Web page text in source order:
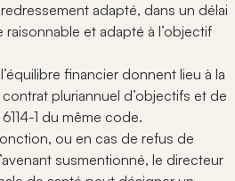
adapté, dans un délai
raisonnable et adapté à l’objectif
financier donnent lieu à la
pluriannuel d’objectifs et de
1 du même code.
ou en cas de refus de
susmentionné, le directeur